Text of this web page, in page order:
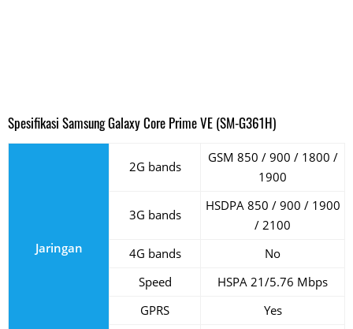
Spesifikasi Samsung Galaxy Core Prime VE (SM-G361H)
Jaringan
2G bands
GSM 850 / 900 / 1800 /
1900
3G bands
HSDPA 850 / 900 / 1900
/ 2100
4G bands
No
Speed
HSPA 21/5.76 Mbps
GPRS
Yes